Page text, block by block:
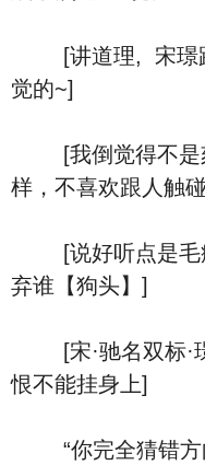
[讲道理, 宋璟跟
觉的~]
[我倒觉得不是
样，不喜欢跟人触
[说好听点是毛
弃谁【狗头】]
[宋·驰名双标·璟
恨不能挂身上]
“你完全猜错方